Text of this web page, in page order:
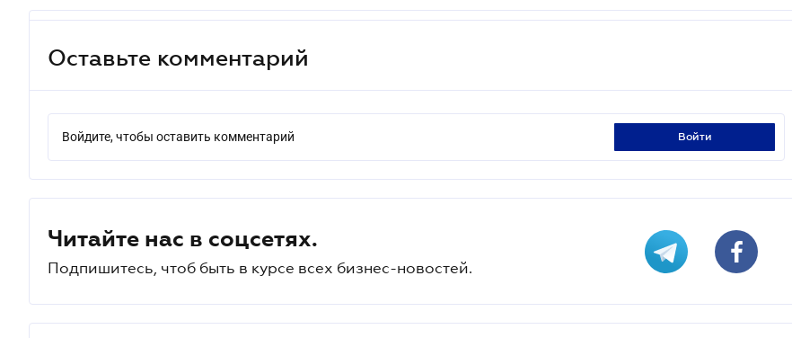
Оставьте комментарий
Войдите, чтобы оставить комментарий войти
Читайте нас в соцсетях.
Подпишитесь, чтоб быть в курсе всех бизнес-новостей.